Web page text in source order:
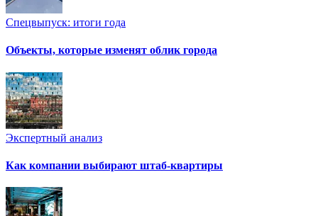
Спецвыпуск: итоги года
Объекты, которые изменят облик города
Экспертный анализ
Как компании выбирают штаб-квартиры